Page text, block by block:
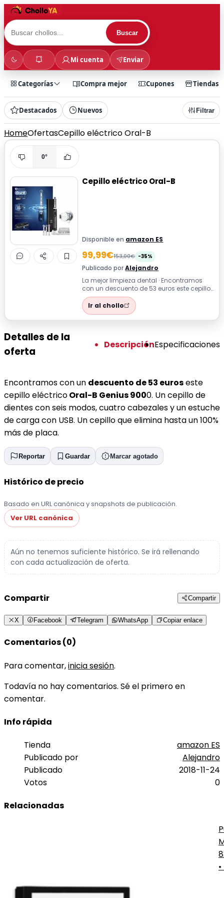
Buscar
Mi cuenta Enviar
Categorías Compra mejor Cupones Tiendas
Destacados Nuevos Filtrar
HomeOfertasCepillo eléctrico Oral-B
0°
Cepillo eléctrico Oral-B
Disponible en amazon ES
99,99€153,00€ -35%
Publicado porAlejandro
La mejor limpieza dental · Encontramos
con un descuento de 53 euros este cepillo
eléctrico Oral-B Genius 9000. Un cep...
Ir al chollo
Detalles de la
oferta
DescripciónEspecificaciones
Encontramos con un descuento de 53 euroseste
cepillo eléctricoOral-B Genius 9000. Un cepillo de
dientes con seis modos, cuatro cabezales y un estuche
de carga con USB. Un cepillo que elimina hasta un 100%
más de placa.
Reportar Guardar Marcar agotado
Histórico de precio
Basado en URL canónica y snapshots de publicación.
Ver URL canónica
Aún no tenemos suficiente histórico. Se irá rellenando
con cada actualización de oferta.
Compartir Compartir
X Facebook Telegram WhatsApp Copiar enlace
Comentarios (0)
Para comentar,inicia sesión.
Todavía no hay comentarios. Sé el primero en
comentar.
Info rápida
Tienda
amazon ES
Publicado por
Alejandro
Publicado
2018-11-24
Votos
0
Relacionadas
•